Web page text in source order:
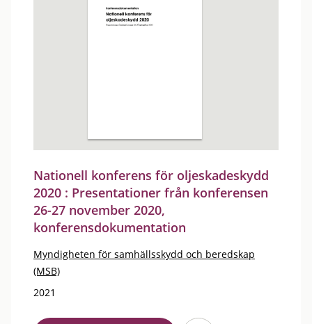
Nationell konferens för oljeskadeskydd
2020 : Presentationer från konferensen
26-27 november 2020,
konferensdokumentation
Myndigheten för samhällsskydd och beredskap
(MSB)
2021